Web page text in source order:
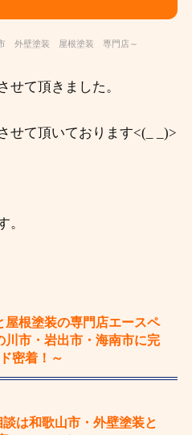
外壁塗装 屋根塗装 専門店～
せて頂きました。
せて頂いております<(_ _)>
。
屋根塗装の専門店エースペ
川市・岩出市・海南市に完
密着！～
は和歌山市・外壁塗装と